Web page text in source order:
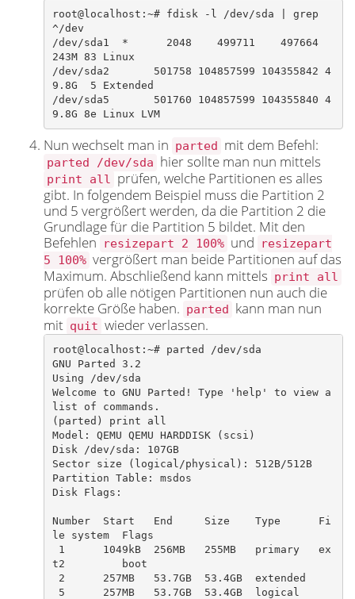
root@localhost:~# fdisk -l /dev/sda | grep
^/dev
/dev/sda1  *      2048    499711    497664
243M 83 Linux
/dev/sda2       501758 104857599 104355842 4
9.8G  5 Extended
/dev/sda5       501760 104857599 104355840 4
9.8G 8e Linux LVM​
Nun wechselt man in parted mit dem Befehl:
parted /dev/sda hier sollte man nun mittels
print all prüfen, welche Partitionen es alles
gibt. In folgendem Beispiel muss die Partition 2
und 5 vergrößert werden, da die Partition 2 die
Grundlage für die Partition 5 bildet. Mit den
Befehlen
resizepart 2 100% und
resizepart
5 100% vergrößert man beide Partitionen auf das
Maximum. Abschließend kann mittels print all
prüfen ob alle nötigen Partitionen nun auch die
korrekte Größe haben. parted kann man nun
mit quit wieder verlassen.
root@localhost:~# parted /dev/sda
GNU Parted 3.2
Using /dev/sda
Welcome to GNU Parted! Type 'help' to view a
list of commands.
(parted) print all
Model: QEMU QEMU HARDDISK (scsi)
Disk /dev/sda: 107GB
Sector size (logical/physical): 512B/512B
Partition Table: msdos
Disk Flags:
Number  Start   End     Size    Type      Fi
le system  Flags
t2         boot